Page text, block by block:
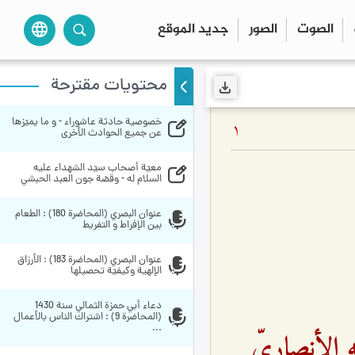
الصوت الصور جديد الموقع language
1
محتويات مقترحة
عن جميع الحوادث الأخرى
السلام له - وقصّة جون العبد الحبشي
بين الإفراط و التفريط
الإلهية وكيفيّة تحصيلها
...